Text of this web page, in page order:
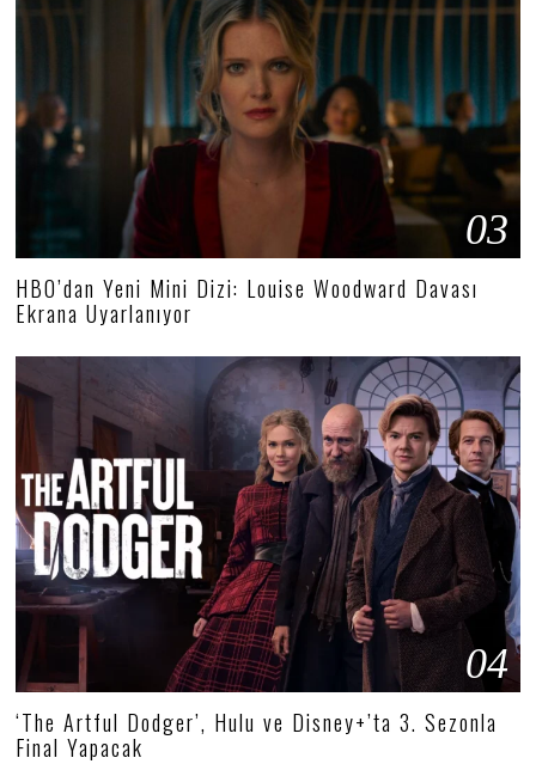
03
HBO’dan Yeni Mini Dizi: Louise Woodward Davası
Ekrana Uyarlanıyor
04
‘The Artful Dodger’, Hulu ve Disney+’ta 3. Sezonla
Final Yapacak